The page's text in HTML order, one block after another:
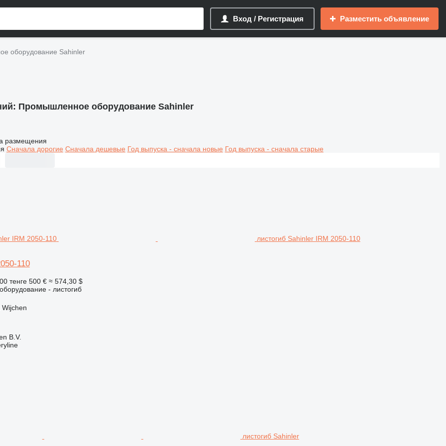
Вход / Регистрация Разместить объявление
оборудование Sahinler
Промышленное оборудование Sahinler
размещения
Сначала дорогие Сначала дешевые Год выпуска - сначала новые Год выпуска - сначала старые
листогиб Sahinler IRM 2050-110
110
тенге 500 € ≈ 574,30 $
- листогиб
B.V.
листогиб Sahinler